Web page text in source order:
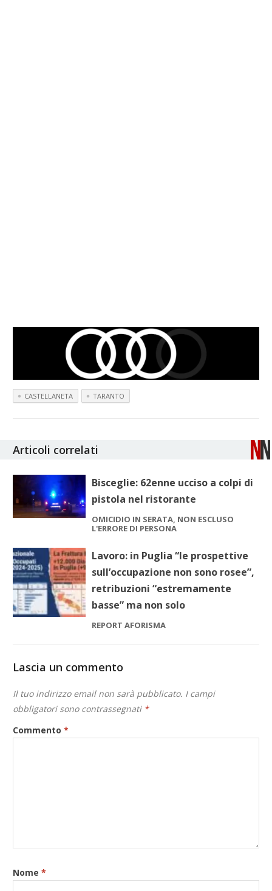
CASTELLANETA TARANTO
Articoli correlati
Bisceglie: 62enne ucciso a colpi di
pistola nel ristorante
OMICIDIO IN SERATA, NON ESCLUSO
L'ERRORE DI PERSONA
Lavoro: in Puglia “le prospettive
sull’occupazione non sono rosee”,
retribuzioni “estremamente
basse” ma non solo
REPORT AFORISMA
Lascia un commento
Il tuo indirizzo email non sarà pubblicato. I campi
obbligatori sono contrassegnati *
Commento*
Nome*